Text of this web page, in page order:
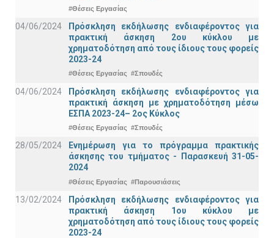
#Θέσεις Εργασίας
04/06/2024
Πρόσκληση εκδήλωσης ενδιαφέροντος για
πρακτική άσκηση 2ου κύκλου με
χρηματοδότηση από τους ίδιους τους φορείς
2023-24
#Θέσεις Εργασίας #Σπουδές
04/06/2024
Πρόσκληση εκδήλωσης ενδιαφέροντος για
πρακτική άσκηση με χρηματοδότηση μέσω
ΕΣΠΑ 2023-24– 2ος Κύκλος
#Θέσεις Εργασίας #Σπουδές
28/05/2024
Ενημέρωση για το πρόγραμμα πρακτικής
άσκησης του τμήματος - Παρασκευή 31-05-
2024
#Θέσεις Εργασίας #Παρουσιάσεις
13/02/2024
Πρόσκληση εκδήλωσης ενδιαφέροντος για
πρακτική άσκηση 1ου κύκλου με
χρηματοδότηση από τους ίδιους τους φορείς
2023-24